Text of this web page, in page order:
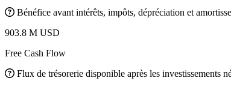
Bénéfice avant intérêts, impôts, dépréciation et
903.8 M USD
Free Cash Flow
Flux de trésorerie disponible après les investissements